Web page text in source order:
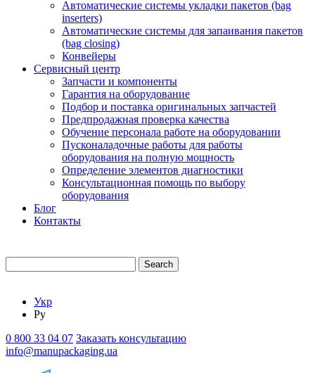
Автоматические системы укладки пакетов (bag
inserters)
Автоматические системы для запаивания пакетов
(bag closing)
Конвейеры
Сервисный центр
Запчасти и компоненты
Гарантия на оборудование
Подбор и поставка оригинальных запчастей
Предпродажная проверка качества
Обучение персонала работе на оборудовании
Пусконаладочные работы для работы
оборудования на полную мощность
Определение элементов диагностики
Консультационная помощь по выбору
оборудования
Блог
Контакты
Search
Укр
Ру
0 800 33 04 07 Заказать консультацию
info@manupackaging.ua